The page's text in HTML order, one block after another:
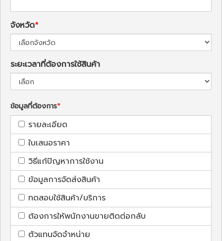
จังหวัด
ระยะเวลาที่ต้องการใช้สินค้า
ข้อมูลที่ต้องการ
รายละเอียด
ใบเสนอราคา
วิธีแก้ปัญหาการใช้งาน
ข้อมูลการจัดส่งสินค้า
ทดสอบใช้สินค้า/บริการ
ต้องการให้พนักงานขายติดต่อกลับ
ตัวแทนจัดจำหน่าย